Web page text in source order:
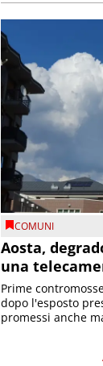
COMUNI
Aosta,
una
Prime
dopo l'esposto
promessi anche